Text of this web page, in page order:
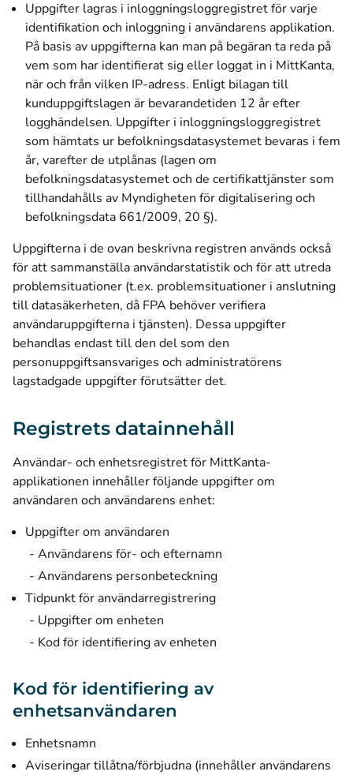
Uppgifter lagras i inloggningsloggregistret för varje
identifikation och inloggning i användarens applikation.
På basis av uppgifterna kan man på begäran ta reda på
vem som har identifierat sig eller loggat in i MittKanta,
när och från vilken IP-adress. Enligt bilagan till
kunduppgiftslagen är bevarandetiden 12 år efter
logghändelsen. Uppgifter i inloggningsloggregistret
som hämtats ur befolkningsdatasystemet bevaras i fem
år, varefter de utplånas (lagen om
befolkningsdatasystemet och de certifikattjänster som
tillhandahålls av Myndigheten för digitalisering och
befolkningsdata 661/2009, 20 §).
Uppgifterna i de ovan beskrivna registren används också
för att sammanställa användarstatistik och för att utreda
problemsituationer (t.ex. problemsituationer i anslutning
till datasäkerheten, då FPA behöver verifiera
användaruppgifterna i tjänsten). Dessa uppgifter
behandlas endast till den del som den
personuppgiftsansvariges och administratörens
lagstadgade uppgifter förutsätter det.
Registrets datainnehåll
Användar- och enhetsregistret för MittKanta-
applikationen innehåller följande uppgifter om
användaren och användarens enhet:
Uppgifter om användaren
Användarens för- och efternamn
Användarens personbeteckning
Tidpunkt för användarregistrering
Uppgifter om enheten
Kod för identifiering av enheten
Kod för identifiering av
enhetsanvändaren
Enhetsnamn
Aviseringar tillåtna/förbjudna (innehåller användarens